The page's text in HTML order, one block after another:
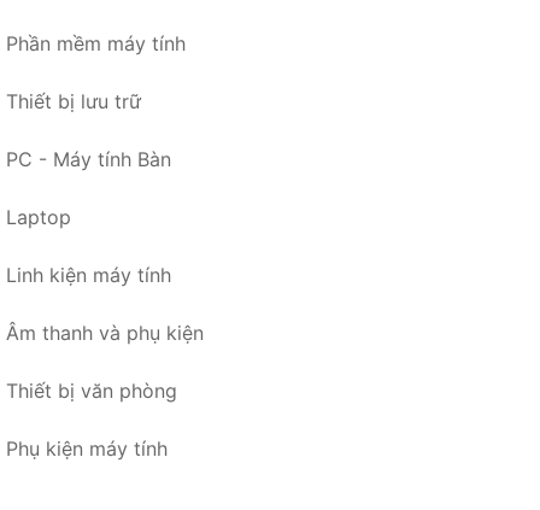
Phần mềm máy tính
Thiết bị lưu trữ
PC - Máy tính Bàn
Laptop
Linh kiện máy tính
Âm thanh và phụ kiện
Thiết bị văn phòng
Phụ kiện máy tính